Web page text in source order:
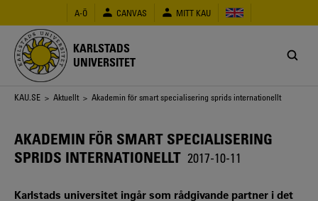
huvudinnehåll
A-Ö CANVAS MITT KAU
KARLSTADS
UNIVERSITET
Länkstig
KAU.SE > Aktuellt > Akademin för smart specialisering sprids internationellt
AKADEMIN FÖR SMART SPECIALISERING
SPRIDS INTERNATIONELLT 2017-10-11
Karlstads universitet ingår som rådgivande partner i det